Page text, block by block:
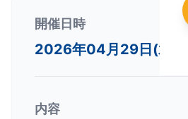
開催日時
2026年04月29日(水) 〜
内容